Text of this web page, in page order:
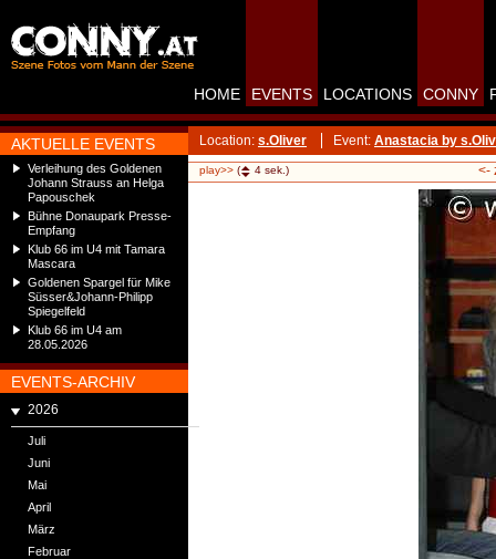
AKTUELLE EVENTS
Verleihung des Goldenen
Johann Strauss an Helga
Papouschek
Bühne Donaupark Presse-
Empfang
Klub 66 im U4 mit Tamara
Mascara
Goldenen Spargel für Mike
Süsser&Johann-Philipp
Spiegelfeld
Klub 66 im U4 am
28.05.2026
EVENTS-ARCHIV
2026
Juli
Juni
Mai
April
März
Februar
HOME EVENTS LOCATIONS CONNY
Location: s.Oliver Event: Anastacia by
play>> ( 4 sek.) <-